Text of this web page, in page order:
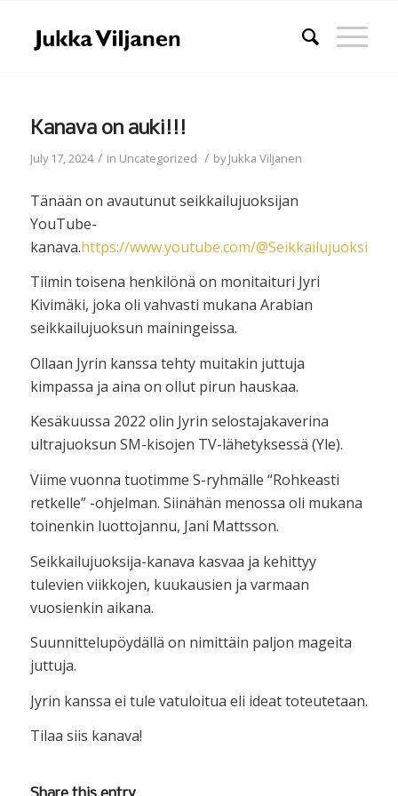
Kanava on auki!!!
July 17, 2024 / in Uncategorized / byJukka Viljanen
Tänään on avautunut seikkailujuoksijan
YouTube-
kanava.https://www.youtube.com/@Seikkailujuoksija
Tiimin toisena henkilönä on monitaituri Jyri
Kivimäki, joka oli vahvasti mukana Arabian
seikkailujuoksun mainingeissa.
Ollaan Jyrin kanssa tehty muitakin juttuja
kimpassa ja aina on ollut pirun hauskaa.
Kesäkuussa 2022 olin Jyrin selostajakaverina
ultrajuoksun SM-kisojen TV-lähetyksessä (Yle).
Viime vuonna tuotimme S-ryhmälle “Rohkeasti
retkelle” -ohjelman. Siinähän menossa oli mukana
toinenkin luottojannu, Jani Mattsson.
Seikkailujuoksija-kanava kasvaa ja kehittyy
tulevien viikkojen, kuukausien ja varmaan
vuosienkin aikana.
Suunnittelupöydällä on nimittäin paljon mageita
juttuja.
Jyrin kanssa ei tule vatuloitua eli ideat toteutetaan.
Tilaa siis kanava!